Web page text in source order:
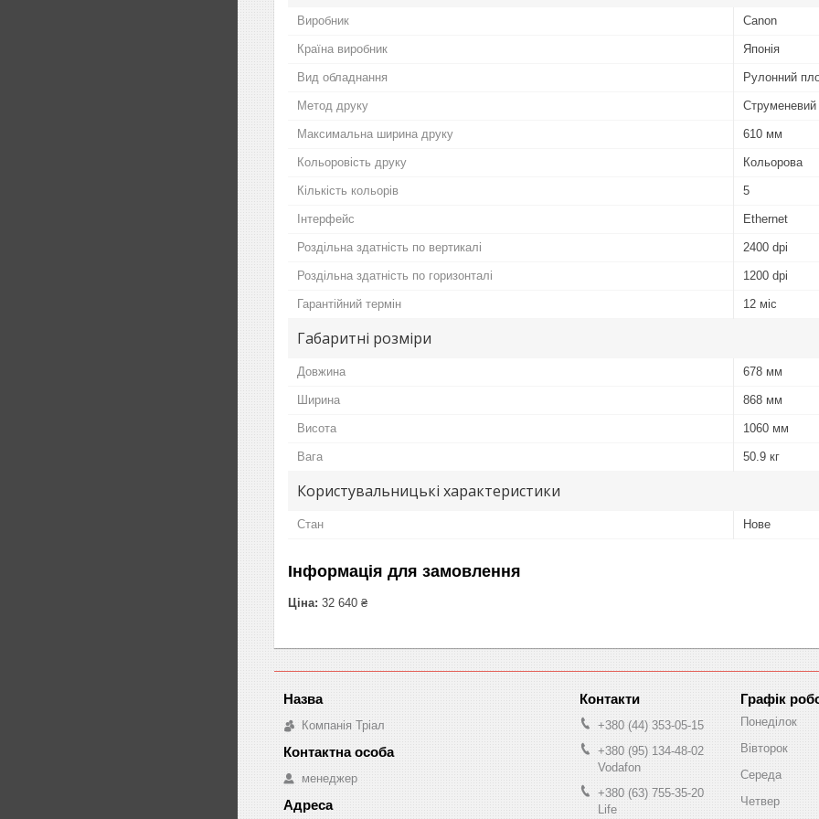
Виробник Canon
Країна виробник Японія
Вид обладнання Рулонний
Метод друку Струменевий
Максимальна ширина друку 610 мм
Кольоровість друку Кольорова
Кількість кольорів 5
Інтерфейс Ethernet
Роздільна здатність по вертикалі 2400 dpi
Роздільна здатність по горизонталі 1200 dpi
Гарантійний термін 12 міс
Габаритні розміри
Довжина 678 мм
Ширина 868 мм
Висота 1060 мм
Вага 50.9 кг
Користувальницькі характеристики
Стан Нове
Інформація для замовлення
Ціна: 32 640 ₴
Компанія Тріал
менеджер
+380 (44) 353-05-15
+380 (95) 134-48-02
Vodafon
+380 (63) 755-35-20
Life
Графік
Понеділок
Вівторок
Середа
Четвер